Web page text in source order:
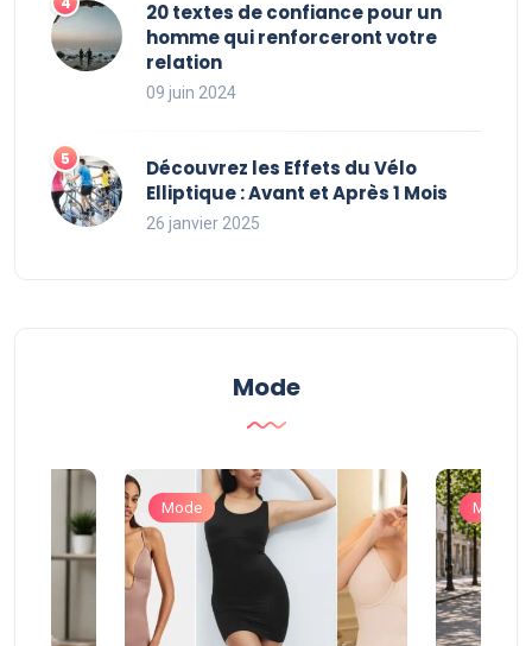
20 textes de confiance pour un
homme qui renforceront votre
relation
09 juin 2024
Découvrez les Effets du Vélo
Elliptique : Avant et Après 1 Mois
26 janvier 2025
Mode
Mode Mode